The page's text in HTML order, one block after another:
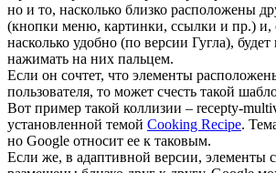
но и то, насколько близко расположены
(кнопки меню, картинки, ссылки и пр.) и,
насколько удобно (по версии Гугла),
нажимать на них пальцем.
Если он сочтет, что элементы
пользователя, то может счесть такой
Вот пример такой коллизии – recepty-
установленной темой Cooking Recipe.
но Google относит ее к таковым.
Если же, в адаптивной версии, элементы